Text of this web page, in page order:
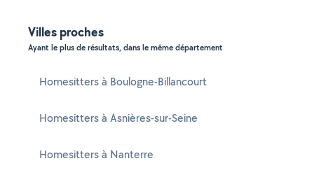
Villes proches
Ayant le plus de résultats, dans le même département
Homesitters à Boulogne-Billancourt
Homesitters à Asnières-sur-Seine
Homesitters à Nanterre